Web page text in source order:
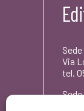
Via
tel.